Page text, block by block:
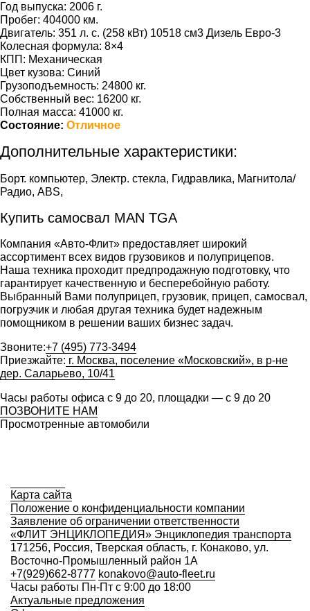
Год выпуска: 2006 г.
Пробег: 404000 км.
Двигатель: 351 л. с. (258 кВт) 10518 см3 Дизель Евро-3
Колесная формула: 8×4
КПП: Механическая
Цвет кузова: Синий
Грузоподъемность: 24800 кг.
Собственный вес: 16200 кг.
Полная масса: 41000 кг.
Состояние: Отличное
Дополнительные характеристики:
Борт. компьютер, Электр. стекла, Гидравлика, Магнитола/
Радио, ABS,
Купить самосвал MAN TGA
Компания «Авто-Флит» предоставляет широкий
ассортимент всех видов грузовиков и полуприцепов.
Наша техника проходит предпродажную подготовку, что
гарантирует качественную и бесперебойную работу.
Выбранный Вами полуприцеп, грузовик, прицеп, самосвал,
погрузчик и любая другая техника будет надежным
помощником в решении ваших бизнес задач.
Звоните:+7 (495) 773-3494
Приезжайте: г. Москва, поселение «Московский», в р-не
дер. Саларьево, 10/41
Часы работы офиса с 9 до 20, площадки — с 9 до 20
ПОЗВОНИТЕ НАМ
Просмотренные автомобили
Карта сайта
Положение о конфиденциальности компании
Заявление об ограничении ответственности
«ФЛИТ ЭНЦИКЛОПЕДИЯ» Энциклопедия транспорта
171256, Россия, Тверская область, г. Конаково, ул.
Восточно-Промышленный район 1А
+7(929)662-8777 konakovo@auto-fleet.ru
Часы работы Пн-Пт с 9:00 до 18:00
Актуальные предложения